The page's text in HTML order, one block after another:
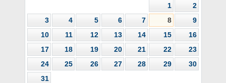
1
2
3
4 5 6 7 8
9
10
11 12 13 14 15
16
17
18 19 20 21 22
23
24
25 26 27 28 29
30
31